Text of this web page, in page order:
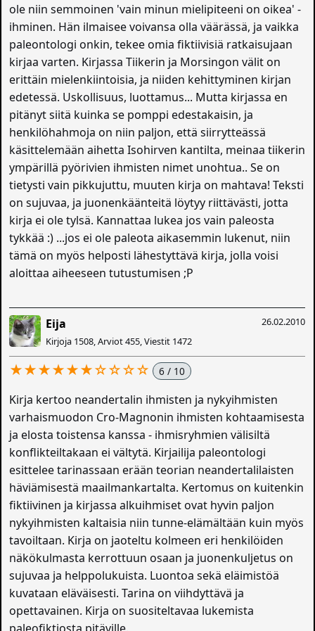
ole niin semmoinen 'vain minun mielipiteeni on oikea' -
ihminen. Hän ilmaisee voivansa olla väärässä, ja vaikka
paleontologi onkin, tekee omia fiktiivisiä ratkaisujaan
kirjaa varten. Kirjassa Tiikerin ja Morsingon välit on
erittäin mielenkiintoisia, ja niiden kehittyminen kirjan
edetessä. Uskollisuus, luottamus... Mutta kirjassa en
pitänyt siitä kuinka se pomppi edestakaisin, ja
henkilöhahmoja on niin paljon, että siirrytteässä
käsittelemään aihetta Isohirven kantilta, meinaa tiikerin
ympärillä pyörivien ihmisten nimet unohtua.. Se on
tietysti vain pikkujuttu, muuten kirja on mahtava! Teksti
on sujuvaa, ja juonenkäänteitä löytyy riittävästi, jotta
kirja ei ole tylsä. Kannattaa lukea jos vain paleosta
tykkää :) ...jos ei ole paleota aikasemmin lukenut, niin
tämä on myös helposti lähestyttävä kirja, jolla voisi
aloittaa aiheeseen tutustumisen ;P
26.02.2010
Eija
Kirjoja 1508, Arviot 455, Viestit 1472
★★★★★★☆☆☆☆ 6 / 10
Kirja kertoo neandertalin ihmisten ja nykyihmisten
varhaismuodon Cro-Magnonin ihmisten kohtaamisesta
ja elosta toistensa kanssa - ihmisryhmien välisiltä
konflikteiltakaan ei vältytä. Kirjailija paleontologi
esittelee tarinassaan erään teorian neandertalilaisten
häviämisestä maailmankartalta. Kertomus on kuitenkin
fiktiivinen ja kirjassa alkuihmiset ovat hyvin paljon
nykyihmisten kaltaisia niin tunne-elämältään kuin myös
tavoiltaan. Kirja on jaoteltu kolmeen eri henkilöiden
näkökulmasta kerrottuun osaan ja juonenkuljetus on
sujuvaa ja helppolukuista. Luontoa sekä eläimistöä
kuvataan eläväisesti. Tarina on viihdyttävä ja
opettavainen. Kirja on suositeltavaa lukemista